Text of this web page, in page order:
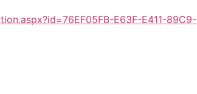
E63F-E411-89C9-